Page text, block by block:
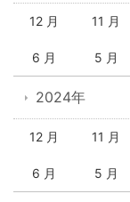
12 月 11 月
6 月 5 月
2024年
12 月 11 月
6 月 5 月